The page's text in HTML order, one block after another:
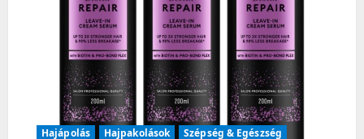
Hajápolás Hajpakolások Szépség & Egészség